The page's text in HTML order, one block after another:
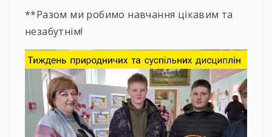
**Разом ми робимо навчання цікавим та
незабутнім!